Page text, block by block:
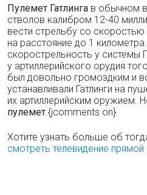
Пулемет Гатлинга в обычном
стволов калибром 12-40
вести стрельбу со
на расстояние до 1
скорострельность у системы
у артиллерийского орудия
был довольно громоздким и
устанавливали Гатлинги на
их артиллерийским оружием.
пулемет.{jcomments on}
Хотите узнать больше об
смотреть телевидение